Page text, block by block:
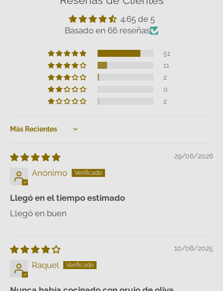
4.65 de 5
Basado en 66 reseñas
51
11
2
0
2
Sort by
29/06/2026
Anónimo
Llegó en el tiempo estimado
Llegó en buen
10/08/2025
Raquel